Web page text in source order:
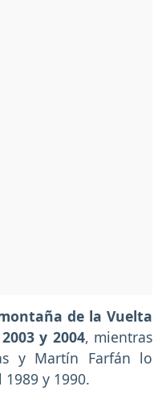
de la Vuelta
y 2004, mientras
y Martín Farfán lo
y 1990.